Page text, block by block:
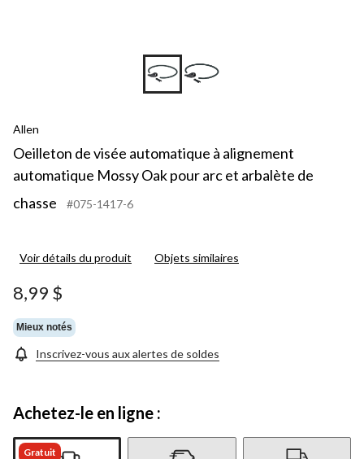
Allen
Oeilleton de visée automatique à alignement
automatique Mossy Oak pour arc et arbalète de
chasse
#075-1417-6
Voir détails du produit Objets similaires
8,99 $
Mieux notés
Inscrivez-vous aux alertes de soldes
Achetez-le en ligne :
Gratuit